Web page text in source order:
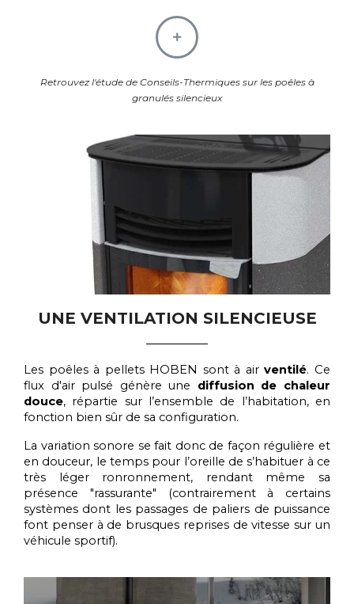
Retrouvez l'étude de Conseils-Thermiques sur les poêles à
granulés silencieux
UNE VENTILATION SILENCIEUSE
Les poêles à pellets HOBEN sont à airventilé. Ce
flux d'air pulsé génère une diffusion de chaleur
douce, répartie sur l’ensemble de l’habitation, en
fonction bien sûr de sa configuration.
La variation sonore se fait donc de façon régulière et
en douceur, le temps pour l’oreille de s’habituer à ce
très léger ronronnement, rendant même sa
présence "rassurante" (contrairement à certains
systèmes dont les passages de paliers de puissance
font penser à de brusques reprises de vitesse sur un
véhicule sportif).